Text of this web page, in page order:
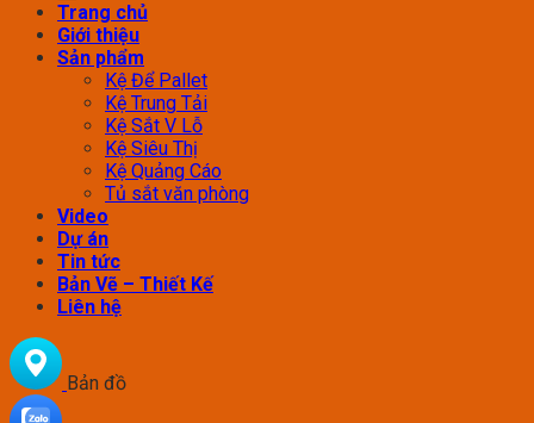
Trang chủ
Giới thiệu
Sản phẩm
Kệ Để Pallet
Kệ Trung Tải
Kệ Sắt V Lỗ
Kệ Siêu Thị
Kệ Quảng Cáo
Tủ sắt văn phòng
Video
Dự án
Tin tức
Bản Vẽ – Thiết Kế
Liên hệ
Bản đồ